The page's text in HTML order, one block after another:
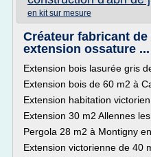
en kit sur mesure
Créateur fabricant
extension ossature ...
Extension bois lasurée gris
Extension bois de 60 m2 à
Extension habitation
Extension 30 m2 Allennes
Pergola 28 m2 à Montigny
Extension victorienne de 40